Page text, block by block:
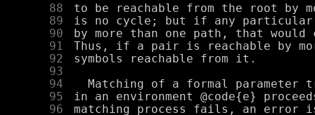
     88
     89
     90
     91
     92
     93
     94
     95
     96